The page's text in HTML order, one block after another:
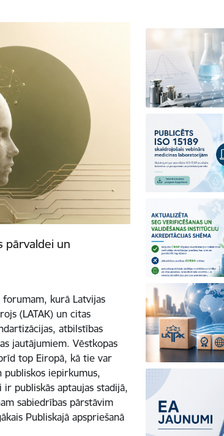
pārvaldei un
kurā Latvijas
(LATAK) un citas
atbilstības
jautājumiem. Vēstkopas
top Eiropā, kā tie var
iepirkumus,
publiskās aptaujas stadijā,
sabiedrības pārstāvim
Publiskajā apspriešanā